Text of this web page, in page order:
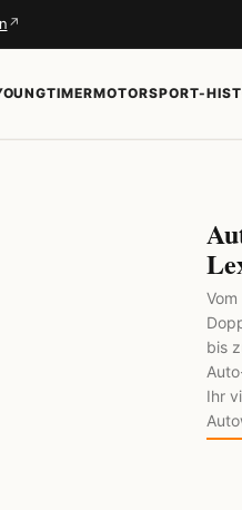
↗
MOTORSPORT-
bis
Ihr